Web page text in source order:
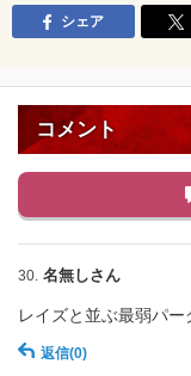
シェア
コメント
30. 名無しさん
レイズと並ぶ最弱パー
返信(0)